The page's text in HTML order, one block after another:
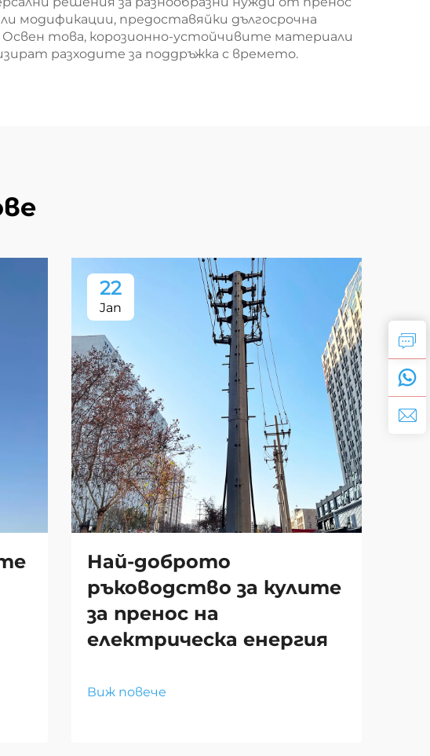
модификации, предоставяйки дългосрочна
това, корозионно-устойчивите материали
разходите за поддръжка с времето.
22
Jan
Най-доброто
ръководство за кулите
за пренос на
електрическа енергия
Виж повече